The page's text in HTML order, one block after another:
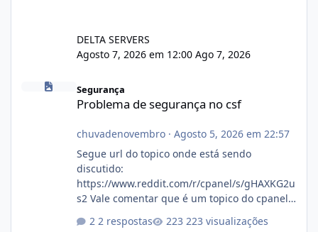
DELTA SERVERS
Agosto 7, 2026 em 12:00 Ago 7, 2026
Problema de segurança no csf
Segurança
Problema de segurança no csf
chuvadenovembro· Agosto 5, 2026 em 22:57
Segue url do topico onde está sendo
discutido:
https://www.reddit.com/r/cpanel/s/gHAXKG2u
s2 Vale comentar que é um topico do cpanel...
2 respostas 223 visualizações